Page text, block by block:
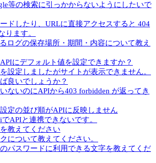
等の検索に引っかからないようにしたいで
ドしたり、URLに直接アクセスすると 404
ります。
ログの保存場所・期間・内容について教え
にデフォルト値を設定できますか？
設定しましたがサイトが表示できません。
良いでしょうか？
ないのにAPIから403 forbidden が返ってき
定の並び順がAPIに反映しません
でAPIと連携できないです。
教えてください
について教えてください。
パスワードに利用できる文字を教えてくだ